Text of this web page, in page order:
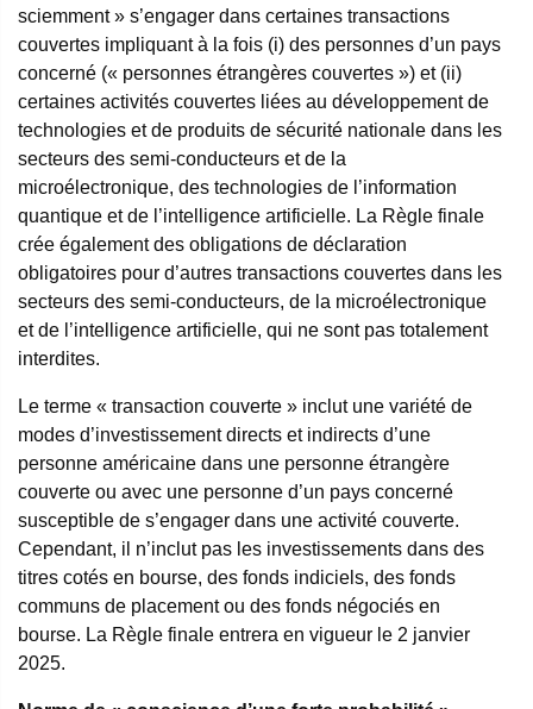
sciemment » s’engager dans certaines transactions
couvertes impliquant à la fois (i) des personnes d’un pays
concerné (« personnes étrangères couvertes ») et (ii)
certaines activités couvertes liées au développement de
technologies et de produits de sécurité nationale dans les
secteurs des semi-conducteurs et de la
microélectronique, des technologies de l’information
quantique et de l’intelligence artificielle. La Règle finale
crée également des obligations de déclaration
obligatoires pour d’autres transactions couvertes dans les
secteurs des semi-conducteurs, de la microélectronique
et de l’intelligence artificielle, qui ne sont pas totalement
interdites.
Le terme « transaction couverte » inclut une variété de
modes d’investissement directs et indirects d’une
personne américaine dans une personne étrangère
couverte ou avec une personne d’un pays concerné
susceptible de s’engager dans une activité couverte.
Cependant, il n’inclut pas les investissements dans des
titres cotés en bourse, des fonds indiciels, des fonds
communs de placement ou des fonds négociés en
bourse. La Règle finale entrera en vigueur le 2 janvier
2025.